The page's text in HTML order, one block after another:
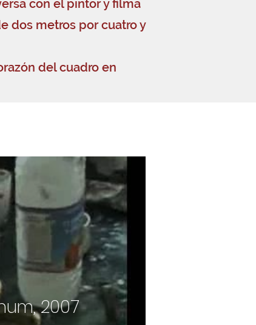
con el pintor y filma
dos metros por cuatro y
del cuadro en
2007